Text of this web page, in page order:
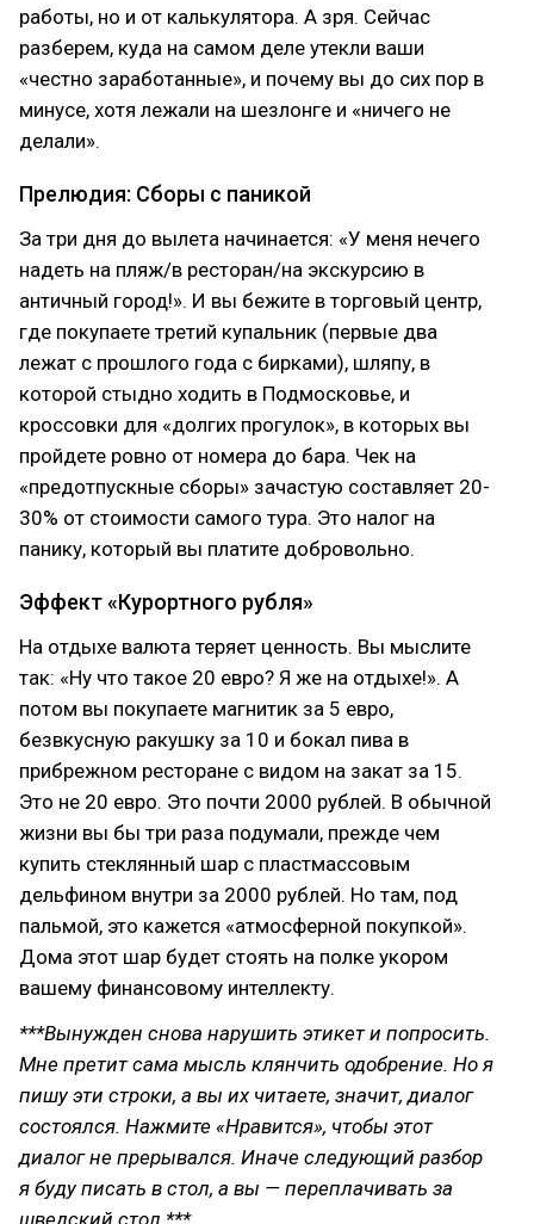
работы, но и от калькулятора. А зря. Сейчас
разберем, куда на самом деле утекли ваши
«честно заработанные», и почему вы до сих пор в
минусе, хотя лежали на шезлонге и «ничего не
делали».
Прелюдия: Сборы с паникой
За три дня до вылета начинается: «У меня нечего
надеть на пляж/в ресторан/на экскурсию в
античный город!». И вы бежите в торговый центр,
где покупаете третий купальник (первые два
лежат с прошлого года с бирками), шляпу, в
которой стыдно ходить в Подмосковье, и
кроссовки для «долгих прогулок», в которых вы
пройдете ровно от номера до бара. Чек на
«предотпускные сборы» зачастую составляет 20-
30% от стоимости самого тура. Это налог на
панику, который вы платите добровольно.
Эффект «Курортного рубля»
На отдыхе валюта теряет ценность. Вы мыслите
так: «Ну что такое 20 евро? Я же на отдыхе!». А
потом вы покупаете магнитик за 5 евро,
безвкусную ракушку за 10 и бокал пива в
прибрежном ресторане с видом на закат за 15.
Это не 20 евро. Это почти 2000 рублей. В обычной
жизни вы бы три раза подумали, прежде чем
купить стеклянный шар с пластмассовым
дельфином внутри за 2000 рублей. Но там, под
пальмой, это кажется «атмосферной покупкой».
Дома этот шар будет стоять на полке укором
вашему финансовому интеллекту.
***Вынужден снова нарушить этикет и попросить.
Мне претит сама мысль клянчить одобрение. Но я
пишу эти строки, а вы их читаете, значит, диалог
состоялся. Нажмите «Нравится», чтобы этот
диалог не прерывался. Иначе следующий разбор
я буду писать в стол, а вы — переплачивать за
шведский стол.***